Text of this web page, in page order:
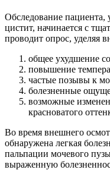
Обследование пациента,
цистит, начинается с
проводит опрос, уделяя
общее ухудшение
повышение
частые позывы к
болезненные
возможные
красноватого
Во время внешнего
обнаружена легкая
пальпации мочевого
выраженную